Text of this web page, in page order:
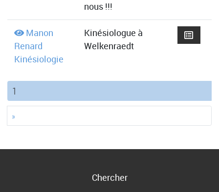
nous !!!
Manon
Renard
Kinésiologie
Kinésiologue à
Welkenraedt
1
»
Chercher